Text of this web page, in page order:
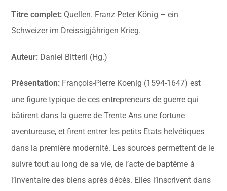
Titre complet: Quellen. Franz Peter König – ein
Schweizer im Dreissigjährigen Krieg.
Auteur: Daniel Bitterli (Hg.)
Présentation: François-Pierre Koenig (1594-1647) est
une figure typique de ces entrepreneurs de guerre qui
bâtirent dans la guerre de Trente Ans une fortune
aventureuse, et firent entrer les petits Etats helvétiques
dans la première modernité. Les sources permettent de le
suivre tout au long de sa vie, de l’acte de baptême à
l’inventaire des biens après décès. Elles l’inscrivent dans